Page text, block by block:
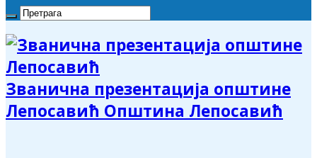
Званична презентација општине
Лепосавић Општина Лепосавић